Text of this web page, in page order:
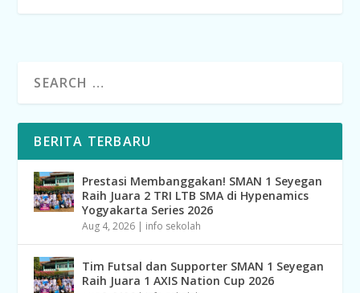
BERITA TERBARU
Prestasi Membanggakan! SMAN 1 Seyegan
Raih Juara 2 TRI LTB SMA di Hypenamics
Yogyakarta Series 2026
Aug 4, 2026 | info sekolah
Tim Futsal dan Supporter SMAN 1 Seyegan
Raih Juara 1 AXIS Nation Cup 2026